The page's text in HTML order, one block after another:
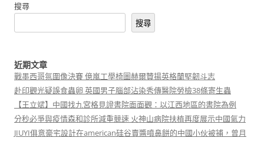
搜尋
搜尋
近期文章
戰墨西哥氛圍像決賽 億嵐工學椅圖赫爾贊揚英格蘭堅韌斗志
赴印觀光疑誤食蟲卵 英國男子腦部沾染秀傳醫院勞檢38條寄生蟲
【王立斌】中國找九宮格見證書院面面觀：以江西地區的書院為例
分秒必爭與疫情森和診所減重競速 火神山病院扶植再度展示中國氣力
JIUYI俱意豪宅設計在american硅谷賣醬噴鼻餅的中國小伙被捕，曾月